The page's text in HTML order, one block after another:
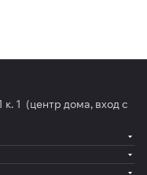
к. 1 (центр дома, вход с